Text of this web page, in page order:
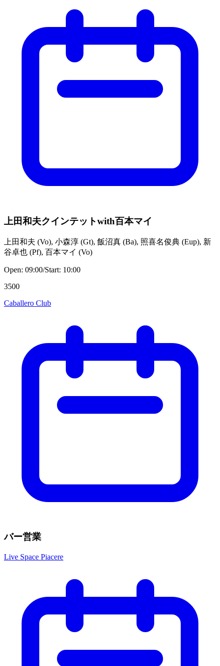
上田和夫クインテットwith百本マイ
上田和夫 (Vo), 小森淳 (Gt), 飯沼真 (Ba), 照喜名俊典 (Eup), 新
谷卓也 (Pf), 百本マイ (Vo)
Open: 09:00/Start: 10:00
3500
Caballero Club
バー営業
Live Space Piacere